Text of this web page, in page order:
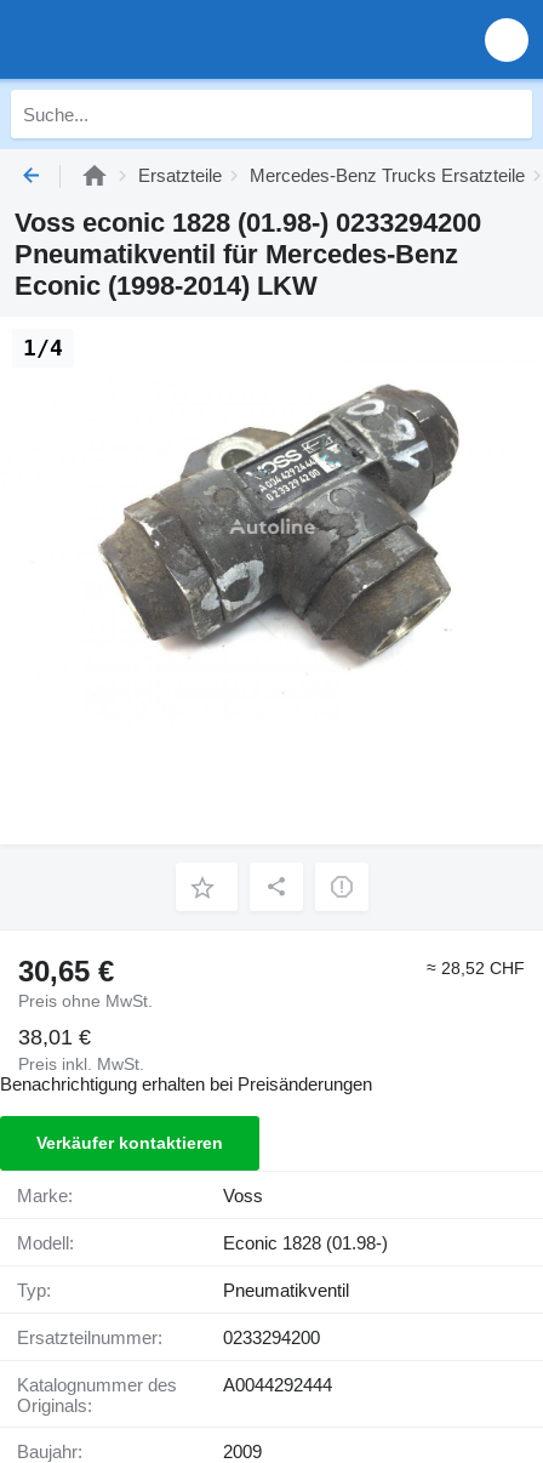
Ersatzteile Mercedes-Benz Trucks Ersatzteile
Voss econic 1828 (01.98-) 0233294200
Pneumatikventil für Mercedes-Benz
Econic (1998-2014) LKW
1/4
30,65 €
Preis ohne MwSt.
≈ 28,52 CHF
38,01 €
Preis inkl. MwSt.
Benachrichtigung erhalten bei Preisänderungen
Verkäufer kontaktieren
Marke: Voss
Modell: Econic 1828 (01.98-)
Typ: Pneumatikventil
Ersatzteilnummer: 0233294200
Katalognummer des
Originals:
A0044292444
Baujahr: 2009